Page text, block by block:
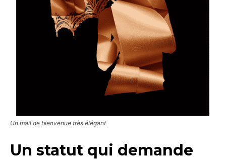
Un mail de bienvenue très élégant
Un statut qui demande